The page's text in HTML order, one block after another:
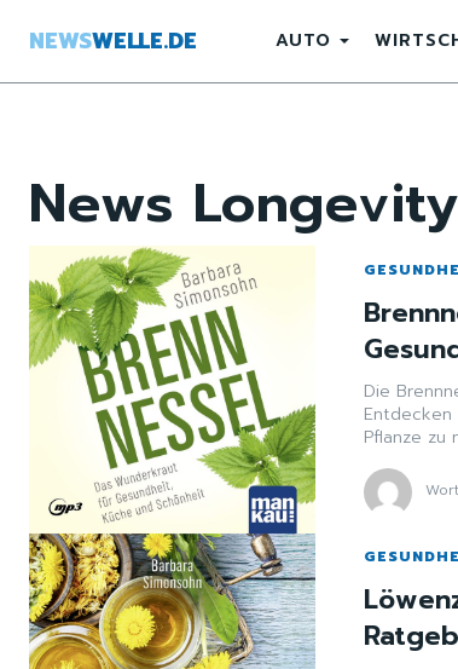
NEWSWELLE.DE AUTO
News Longevity
Die
Pflanze zu